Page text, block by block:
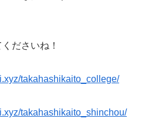
ださいね！
takahashikaito_college/
takahashikaito_shinchou/